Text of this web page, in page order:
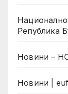
Република
Новини –
Новини |